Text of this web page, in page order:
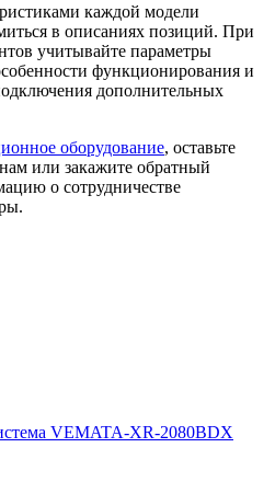
каждой модели
в описаниях позиций. При
учитывайте параметры
функционирования и
дополнительных
оборудование, оставьте
или закажите обратный
о сотрудничестве
VEMATA-XR-2080BDX